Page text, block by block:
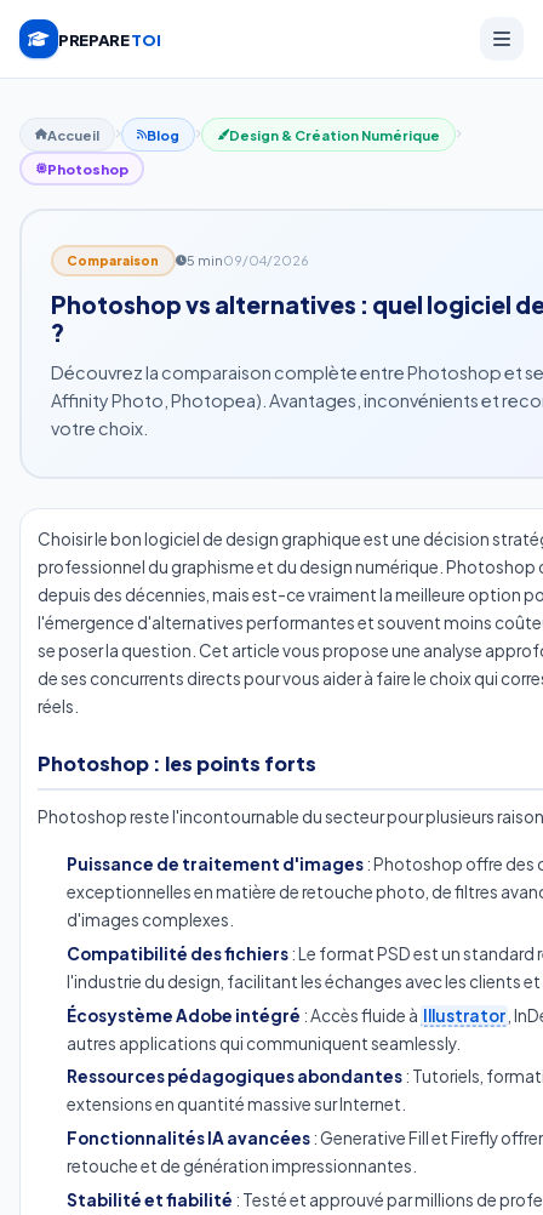
PREPARETOI
Accueil Blog Design & Création Numérique
Photoshop
Comparaison 5 min09/04/2026
Photoshop vs alternatives : quel logiciel
?
Découvrez la comparaison complète entre Photoshop et
Affinity Photo, Photopea). Avantages, inconvénients et
votre choix.
Choisir le bon logiciel de design graphique est une décision
professionnel du graphisme et du design numérique. Photoshop
depuis des décennies, mais est-ce vraiment la meilleure option
l'émergence d'alternatives performantes et souvent moins
se poser la question. Cet article vous propose une analyse
de ses concurrents directs pour vous aider à faire le choix qui
réels.
Photoshop : les points forts
Photoshop reste l'incontournable du secteur pour plusieurs
Puissance de traitement d'images: Photoshop offre des
exceptionnelles en matière de retouche photo, de filtres
d'images complexes.
Compatibilité des fichiers: Le format PSD est un standard
l'industrie du design, facilitant les échanges avec les clients
Écosystème Adobe intégré : Accès fluide à Illustrator ,
autres applications qui communiquent seamlessly.
Ressources pédagogiques abondantes: Tutoriels,
extensions en quantité massive sur Internet.
Fonctionnalités IA avancées: Generative Fill et Firefly
retouche et de génération impressionnantes.
Stabilité et fiabilité : Testé et approuvé par millions de